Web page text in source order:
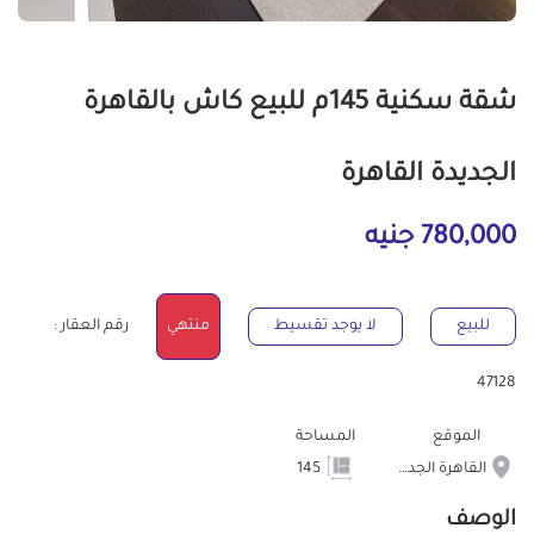
شقة سكنية 145م للبيع كاش بالقاهرة
الجديدة القاهرة
780,000 جنيه
للبيع لا يوجد تقسيط منتهي رقم العقار :
47128
الموقع
القاهرة الجديدة
المساحة
الوصف